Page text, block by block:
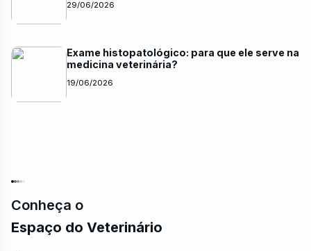
29/06/2026
Exame histopatológico: para que ele serve na
medicina veterinária?
19/06/2026
Conheça o
Espaço do Veterinário